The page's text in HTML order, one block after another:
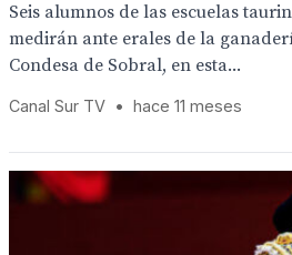
Seis alumnos de las escuelas
medirán ante erales de la
Condesa de Sobral, en esta...
Canal Sur TV • hace 11 meses